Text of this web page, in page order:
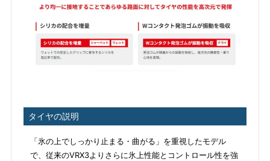
タイヤの説明
「氷の上でしっかり止まる・曲がる」を重視したモデル
で、従来のVRX3よりさらに氷上性能とコントロール性を強